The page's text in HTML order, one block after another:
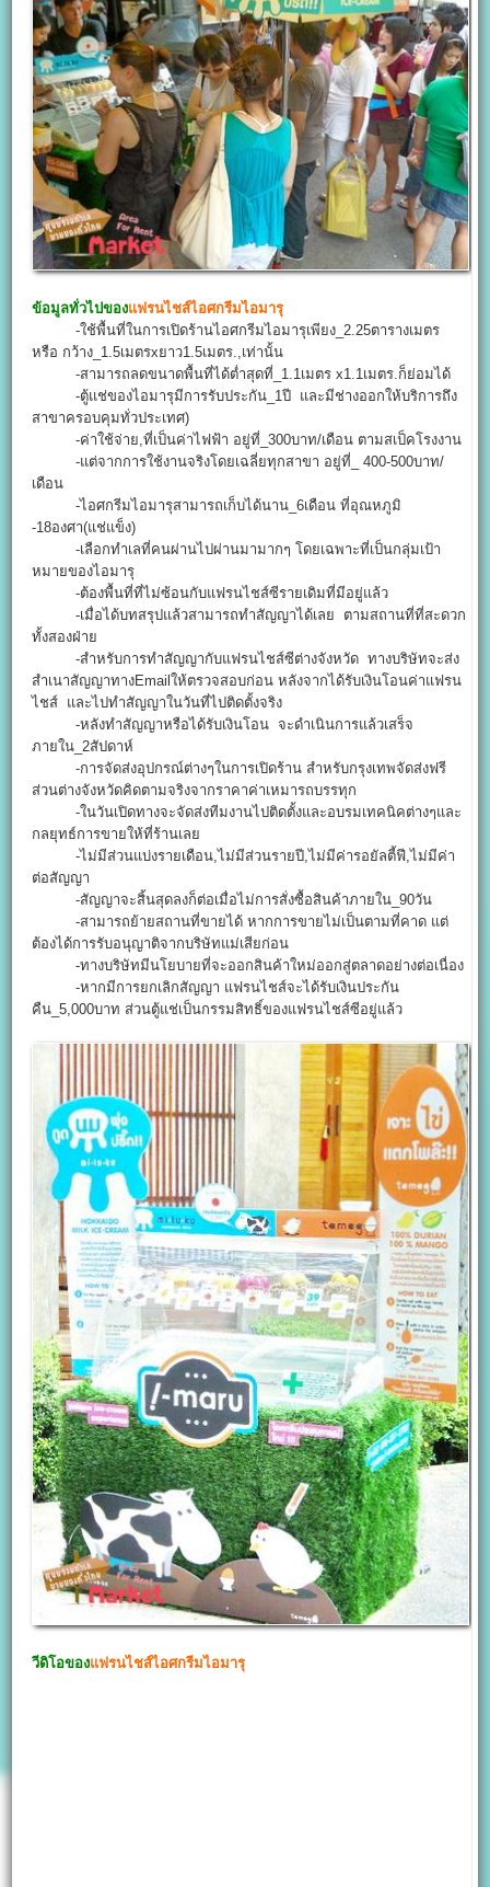
ข้อมูลทั่วไปของแฟรนไชส์ไอศกรีมไอมารุ
-ใช้พื้นที่ในการเปิดร้านไอศกรีมไอมารุเพียง_2.25ตารางเมตร
หรือ กว้าง_1.5เมตรxยาว1.5เมตร.,เท่านั้น
-สามารถลดขนาดพื้นที่ได้ต่ำสุดที่_1.1เมตร x1.1เมตร.ก็ย่อมได้
-ตู้แช่ของไอมารุมีการรับประกัน_1ปี และมีช่างออกให้บริการถึง
สาขาครอบคุมทั่วประเทศ)
-ค่าใช้จ่าย,ที่เป็นค่าไฟฟ้า อยู่ที่_300บาท/เดือน ตามสเป็คโรงงาน
-แต่จากการใช้งานจริงโดยเฉลี่ยทุกสาขา อยู่ที่_ 400-500บาท/
เดือน
-ไอศกรีมไอมารุสามารถเก็บได้นาน_6เดือน ที่อุณหภูมิ
-18องศา(แช่แข็ง)
-เลือกทำเลที่คนผ่านไปผ่านมามากๆ โดยเฉพาะที่เป็นกลุ่มเป้า
หมายของไอมารุ
-ต้องพื้นที่ที่ไม่ซ้อนกับแฟรนไชส์ซีรายเดิมที่มีอยู่แล้ว
-เมื่อได้บทสรุปแล้วสามารถทำสัญญาได้เลย ตามสถานที่ที่สะดวก
ทั้งสองฝ่าย
-สำหรับการทำสัญญากับแฟรนไชส์ซีต่างจังหวัด ทางบริษัทจะส่ง
สำเนาสัญญาทางEmailให้ตรวจสอบก่อน หลังจากได้รับเงินโอนค่าแฟรน
ไชส์ และไปทำสัญญาในวันที่ไปติดตั้งจริง
-หลังทำสัญญาหรือได้รับเงินโอน จะดำเนินการแล้วเสร็จ
ภายใน_2สัปดาห์
-การจัดส่งอุปกรณ์ต่างๆในการเปิดร้าน สำหรับกรุงเทพจัดส่งฟรี
ส่วนต่างจังหวัดคิดตามจริงจากราคาค่าเหมารถบรรทุก
-ในวันเปิดทางจะจัดส่งทีมงานไปติดตั้งและอบรมเทคนิคต่างๆและ
กลยุทธ์การขายให้ที่ร้านเลย
-ไม่มีส่วนแบ่งรายเดือน,ไม่มีส่วนรายปี,ไม่มีค่ารอยัลตี้ฟี,ไม่มีค่า
ต่อสัญญา
-สัญญาจะสิ้นสุดลงก็ต่อเมื่อไม่การสั่งซื้อสินค้าภายใน_90วัน
-สามารถย้ายสถานที่ขายได้ หากการขายไม่เป็นตามที่คาด แต่
ต้องได้การรับอนุญาติจากบริษัทแม่เสียก่อน
-ทางบริษัทมีนโยบายที่จะออกสินค้าใหม่ออกสู่ตลาดอย่างต่อเนื่อง
-หากมีการยกเลิกสัญญา แฟรนไชส์จะได้รับเงินประกัน
คืน_5,000บาท ส่วนตู้แช่เป็นกรรมสิทธิ์ของแฟรนไชส์ซีอยู่แล้ว
วีดิโอของแฟรนไชส์ไอศกรีมไอมารุ